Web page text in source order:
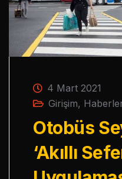
4 Mart 2021
Girişim,
Otobüs
‘Akıllı